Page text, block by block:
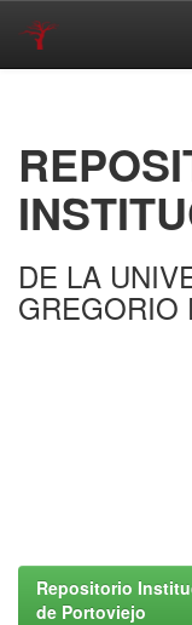
DE LA
GREGORIO
Repositorio
de Portoviejo